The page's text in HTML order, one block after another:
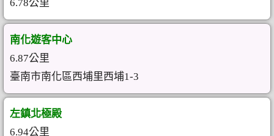
6.78公里
南化遊客中心
6.87公里
臺南市南化區西埔里西埔1-3
左鎮北極殿
6.94公里